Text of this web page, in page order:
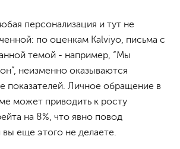
персонализация и тут не
по оценкам Kalviyo, письма с
темой - например, “Мы
неизменно оказываются
показателей. Личное обращение в
может приводить к росту
на 8%, что явно повод
вы еще этого не делаете.